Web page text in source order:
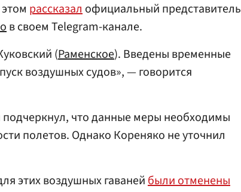
рассказалофициальный представитель
в своем Telegram-канале.
(Раменское). Введены временные
воздушных судов», — говорится
подчеркнул, что данные меры необходимы
полетов. Однако Кореняко не уточнил
этих воздушных гаванейбыли отменены